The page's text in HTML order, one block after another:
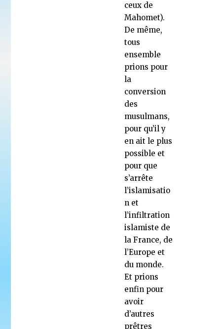
ceux de
Mahomet).
De même,
tous
ensemble
prions pour
la
conversion
des
musulmans,
pour qu’il y
en ait le plus
possible et
pour que
s’arrête
l’islamisatio
n et
l’infiltration
islamiste de
la France, de
l’Europe et
du monde.
Et prions
enfin pour
avoir
d’autres
prêtres